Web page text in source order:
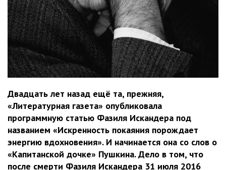
Двадцать лет назад ещё та, прежняя,
«Литературная газета» опубликовала
программную статью Фазиля Искандера под
названием «Искренность покаяния порождает
энергию вдохновения». И начинается она со слов о
«Капитанской дочке» Пушкина. Дело в том, что
после смерти Фазиля Искандера 31 июля 2016